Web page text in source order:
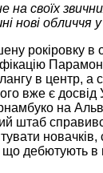
на своїх
нові обличчя
рокіровку в
в центр, а
вже є
на
штаб
новачків,
що дебютують